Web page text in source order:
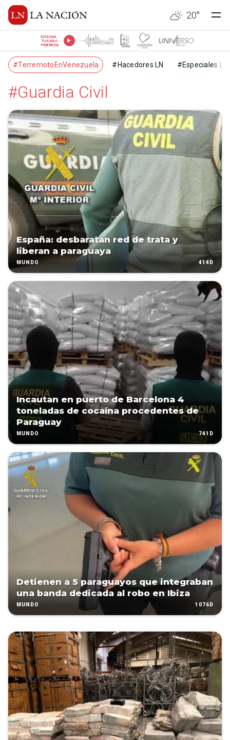
20°
ESCUCHÁ
TU RADIO
PREFERIDA
#TerremotoEnVenezuela #Hacedores LN #Especiales LN
#Guardia Civil
España: desbaratan red de trata y
liberan a paraguaya
MUNDO 414D
Incautan en puerto de Barcelona 4
toneladas de cocaína procedentes de
Paraguay
MUNDO 741D
Detienen a 5 paraguayos que integraban
una banda dedicada al robo en Ibiza
MUNDO 1076D